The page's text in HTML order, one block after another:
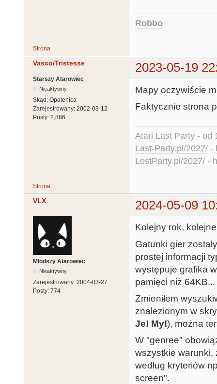
Robbo
Strona
Vasco/Tristesse 2023-05-19
Starszy Atarowiec
Nieaktywny
Skąd: Opalenica
Zarejestrowany: 2002-03-12
Posty: 2,886
Mapy oczywiście
Faktycznie strona
Atari Last Party - od
Last-Party.pl/2027/ -
LostParty.pl/2027/ -
Strona
VLX 2024-05-09
Młodszy Atarowiec
Nieaktywny
Zarejestrowany: 2004-03-27
Posty: 774
Kolejny rok,
Gatunki gier
prostej informacji
występuje grafika
pamięci niż 64KB...
Zmieniłem
znalezionym w
Je! My!), można
W "genree"
wszystkie warunki,
według kryteriów
screen".